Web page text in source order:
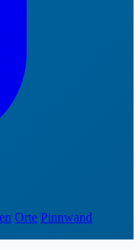
Orte Pinnwand